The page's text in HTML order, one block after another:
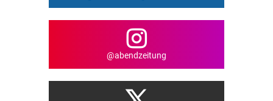
@abendzeitung